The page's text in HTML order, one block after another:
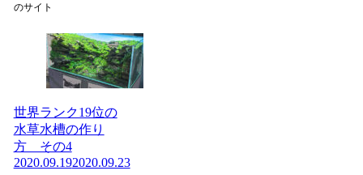
のサイト
世界ランク19位の
水草水槽の作り
方 その4
2020.09.192020.09.23